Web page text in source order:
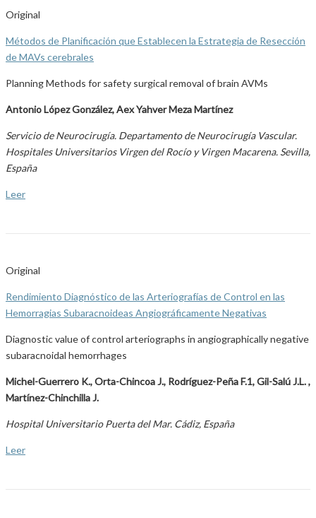
Original
Métodos de Planificación que Establecen la Estrategia de Resección
de MAVs cerebrales
Planning Methods for safety surgical removal of brain AVMs
Antonio López González, Aex Yahver Meza Martínez
Servicio de Neurocirugía. Departamento de Neurocirugía Vascular.
Hospitales Universitarios Virgen del Rocío y Virgen Macarena. Sevilla,
España
Leer
Original
Rendimiento Diagnóstico de las Arteriografías de Control en las
Hemorragias Subaracnoideas Angiográficamente Negativas
Diagnostic value of control arteriographs in angiographically negative
subaracnoidal hemorrhages
Michel-Guerrero K., Orta-Chincoa J., Rodríguez-Peña F.1, Gil-Salú J.L. ,
Martínez-Chinchilla J.
Hospital Universitario Puerta del Mar. Cádiz, España
Leer